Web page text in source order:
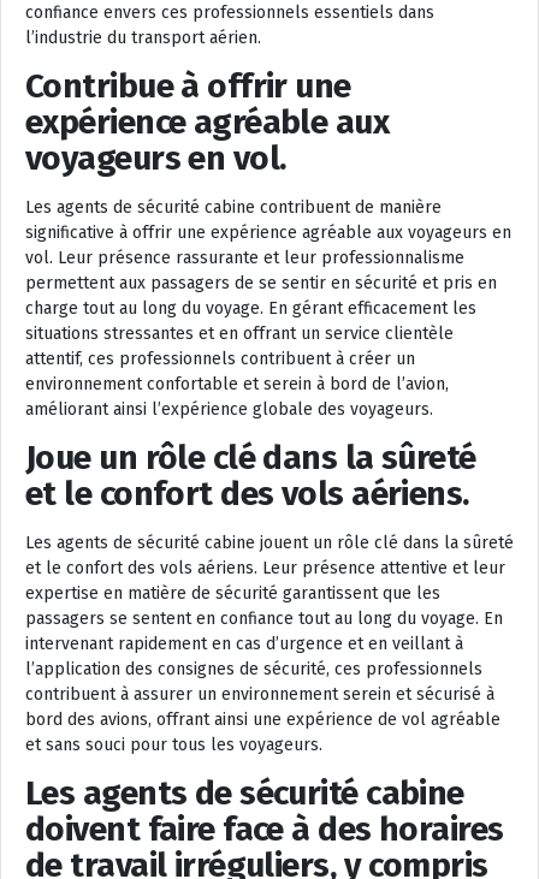
confiance envers ces professionnels essentiels dans
l’industrie du transport aérien.
Contribue à offrir une
expérience agréable aux
voyageurs en vol.
Les agents de sécurité cabine contribuent de manière
significative à offrir une expérience agréable aux voyageurs en
vol. Leur présence rassurante et leur professionnalisme
permettent aux passagers de se sentir en sécurité et pris en
charge tout au long du voyage. En gérant efficacement les
situations stressantes et en offrant un service clientèle
attentif, ces professionnels contribuent à créer un
environnement confortable et serein à bord de l’avion,
améliorant ainsi l’expérience globale des voyageurs.
Joue un rôle clé dans la sûreté
et le confort des vols aériens.
Les agents de sécurité cabine jouent un rôle clé dans la sûreté
et le confort des vols aériens. Leur présence attentive et leur
expertise en matière de sécurité garantissent que les
passagers se sentent en confiance tout au long du voyage. En
intervenant rapidement en cas d’urgence et en veillant à
l’application des consignes de sécurité, ces professionnels
contribuent à assurer un environnement serein et sécurisé à
bord des avions, offrant ainsi une expérience de vol agréable
et sans souci pour tous les voyageurs.
Les agents de sécurité cabine
doivent faire face à des horaires
de travail irréguliers, y compris